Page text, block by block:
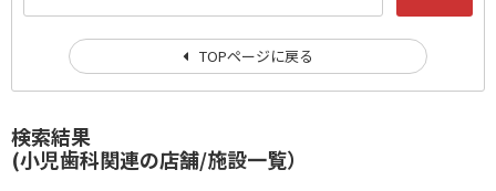
検索結果
(小児歯科関連の店舗/施設一覧）
TOPページに戻る